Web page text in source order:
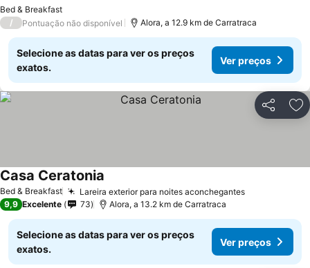
Bed & Breakfast
/ Pontuação não disponível Alora, a 12.9 km de Carratraca
Selecione as datas para ver os preços
exatos.
Ver preços
Partilhar
Bed & Breakfast Lareira exterior para noites aconchegantes
Casa Ceratonia
9,9 Excelente 73 Alora, a 13.2 km de Carratraca
Selecione as datas para ver os preços
exatos.
Ver preços